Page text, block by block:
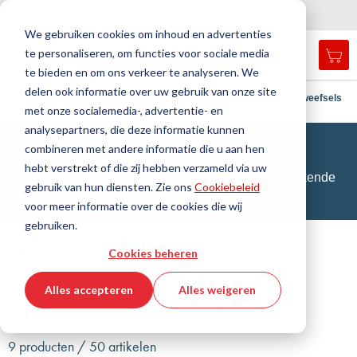
We gebruiken cookies om inhoud en advertenties
te personaliseren, om functies voor sociale media
te bieden en om ons verkeer te analyseren. We
delen ook informatie over uw gebruik van onze site
met onze socialemedia-, advertentie- en
analysepartners, die deze informatie kunnen
combineren met andere informatie die u aan hen
hebt verstrekt of die zij hebben verzameld via uw
gebruik van hun diensten. Zie ons Cookiebeleid
voor meer informatie over de cookies die wij
gebruiken.
Cookies beheren
Alles accepteren Alles weigeren
search
Zoek
Zoek
Thuis Kunststoftechniek Folies en Glasweefsels Glasweefsels
Glasweefsels
PTFE- en siliconen gecoate glasweefsels met uitstekende
chemische en fysieke eigenschappen
Toon filters
9 producten / 50 artikelen